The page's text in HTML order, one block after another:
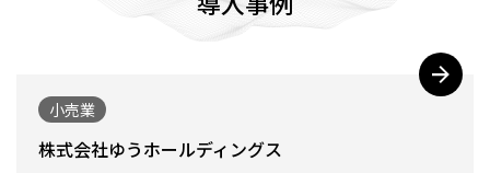
小売業
株式会社ゆうホールディングス